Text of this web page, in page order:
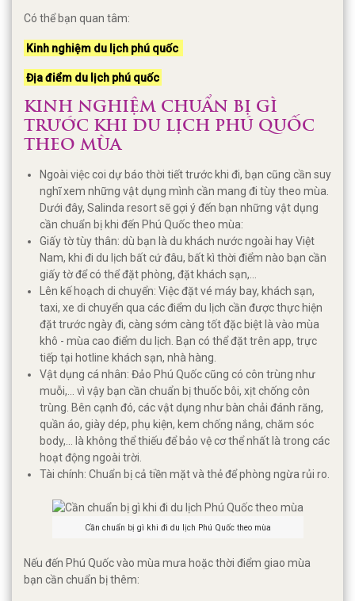
Có thể bạn quan tâm:
Kinh nghiệm du lịch phú quốc
Địa điểm du lịch phú quốc
KINH NGHIỆM CHUẨN BỊ GÌ
TRƯỚC KHI DU LỊCH PHÚ QUỐC
THEO MÙA
Ngoài việc coi dự báo thời tiết trước khi đi, bạn cũng cần suy
nghĩ xem những vật dụng mình cần mang đi tùy theo mùa.
Dưới đây, Salinda resort sẽ gợi ý đến bạn những vật dụng
cần chuẩn bị khi đến Phú Quốc theo mùa:
Giấy tờ tùy thân: dù bạn là du khách nước ngoài hay Việt
Nam, khi đi du lịch bất cứ đâu, bất kì thời điểm nào bạn cần
giấy tờ để có thể đặt phòng, đặt khách sạn,...
Lên kế hoạch di chuyển: Việc đặt vé máy bay, khách sạn,
taxi, xe di chuyển qua các điểm du lịch cần được thực hiện
đặt trước ngày đi, càng sớm càng tốt đặc biệt là vào mùa
khô - mùa cao điểm du lịch. Bạn có thể đặt trên app, trực
tiếp tại hotline khách sạn, nhà hàng.
Vật dụng cá nhân: Đảo Phú Quốc cũng có côn trùng như
muỗi,... vì vậy bạn cần chuẩn bị thuốc bôi, xịt chống côn
trùng. Bên cạnh đó, các vật dụng như bàn chải đánh răng,
quần áo, giày dép, phụ kiện, kem chống nắng, chăm sóc
body,... là không thể thiếu để bảo vệ cơ thể nhất là trong các
hoạt động ngoài trời.
Tài chính: Chuẩn bị cả tiền mặt và thẻ để phòng ngừa rủi ro.
Cần chuẩn bị gì khi đi du lịch Phú Quốc theo mùa
Nếu đến Phú Quốc vào mùa mưa hoặc thời điểm giao mùa
bạn cần chuẩn bị thêm: